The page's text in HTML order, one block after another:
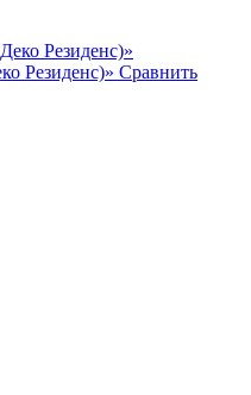
Резиденс)» Сравнить